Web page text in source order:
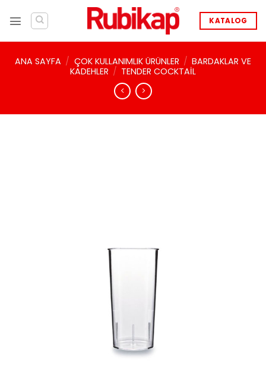
atla
KATALOG
ANA SAYFA / ÇOK KULLANIMLIK ÜRÜNLER / BARDAKLAR VE
KADEHLER / TENDER COCKTAIL